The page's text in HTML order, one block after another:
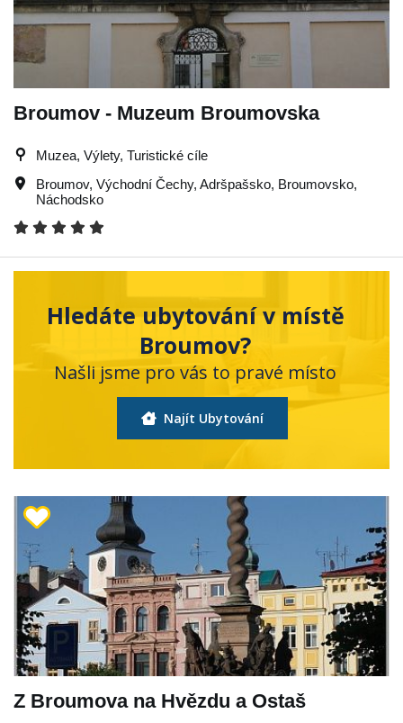
Broumov - Muzeum Broumovska
Muzea, Výlety, Turistické cíle
Broumov, Východní Čechy, Adršpašsko, Broumovsko,
Náchodsko
Hledáte ubytování v místě
Broumov?
Našli jsme pro vás to pravé místo
Najít Ubytování
Z Broumova na Hvězdu a Ostaš